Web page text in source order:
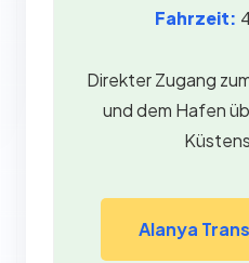
Fahrzeit:
Direkter Zugang
und dem Hafen
Alanya